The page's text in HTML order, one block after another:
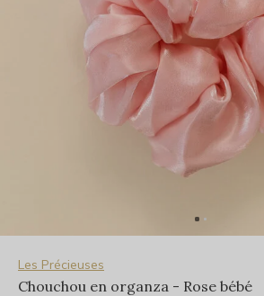
Les Précieuses
Chouchou en organza - Rose bébé